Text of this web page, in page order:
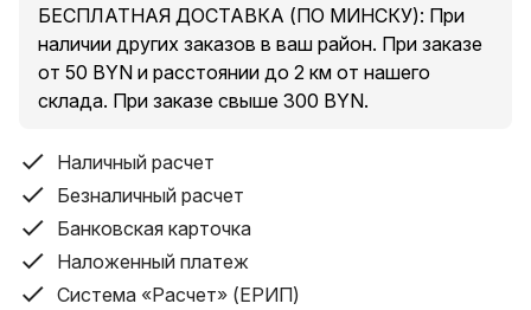
имеют встроенный микрофон и динамик;
6. Поддержка полноцветного дневного и ночного
видения UHD;
7. Поддержка переключения двойного фильтра IR-
мониторинга, цвет не искажается;
8. Поддержка установки карты TF объемом до 128
ГБ, облачного хранилища;
9. Поддержка Android, IOS и т. д,
многопользовательский просмотр;
10. Удаленный доступ и управление в любое время и
БЕСПЛАТНАЯ ДОСТАВКА (ПО МИНСКУ): При
наличии других заказов в ваш район. При заказе
от 50 BYN и расстоянии до 2 км от нашего
склада. При заказе свыше 300 BYN.
Наличный расчет
Безналичный расчет
Банковская карточка
Наложенный платеж
Система «Расчет» (ЕРИП)